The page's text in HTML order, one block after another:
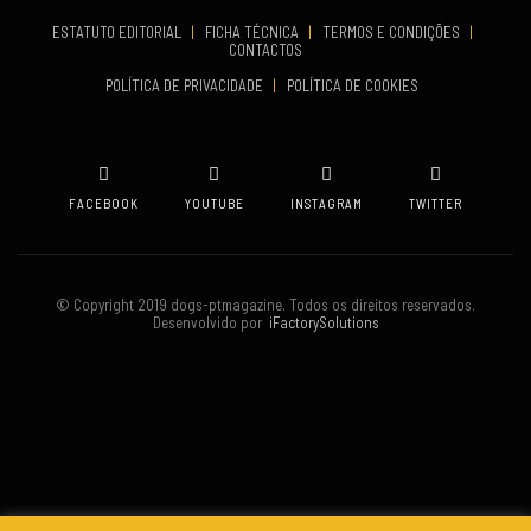
ESTATUTO EDITORIAL | FICHA TÉCNICA | TERMOS E CONDIÇÕES
|
CONTACTOS
POLÍTICA DE PRIVACIDADE
| POLÍTICA DE COOKIES
FACEBOOK YOUTUBE INSTAGRAM TWITTER
© Copyright 2019 dogs-ptmagazine. Todos os direitos reservados.
Desenvolvido poriFactorySolutions